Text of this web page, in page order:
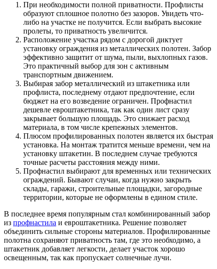
При необходимости полной приватности. Профлисты
образуют сплошное полотно без зазоров. Увидеть что-
либо на участке не получится. Если выбрать высокие
пролеты, то приватность увеличится.
Расположение участка рядом с дорогой диктует
установку ограждения из металлических полотен. Забор
эффективно защитит от шума, пыли, выхлопных газов.
Это практичный выбор для зон с активным
транспортным движением.
Выбирая забор металлический из штакетника или
профлиста, последнему отдают предпочтение, если
бюджет на его возведение ограничен. Профнастил
дешевле евроштакетника, так как один лист сразу
закрывает большую площадь. Это снижает расход
материала, в том числе крепежных элементов.
Плюсом профилированных полотен является их быстрая
установка. На монтаж тратится меньше времени, чем на
установку штакетин. В последнем случае требуются
точные расчеты расстояния между ними.
Профнастил выбирают для временных или технических
ограждений. Бывают случаи, когда нужно закрыть
склады, гаражи, строительные площадки, загородные
территории, которые не оформлены в едином стиле.
В последнее время популярным стал комбинированный забор
из профнастила и евроштакетника. Решение позволяет
объединить сильные стороны материалов. Профилированные
полотна сохраняют приватность там, где это необходимо, а
штакетник добавляет легкости, делает участок хорошо
освещенным, так как пропускает солнечные лучи.